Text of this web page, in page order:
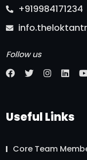
+919984171234
Follow us
Useful Links
Core Team